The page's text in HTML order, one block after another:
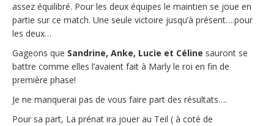
assez équilibré. Pour les deux équipes le maintien se joue en
partie sur ce match. Une seule victoire jusqu’à présent….pour
les deux…
Gageons que Sandrine, Anke, Lucie et Céline sauront se
battre comme elles l’avaient fait à Marly le roi en fin de
première phase!
Je ne manquerai pas de vous faire part des résultats….
Pour sa part, La prénat ira jouer au Teil ( à coté de